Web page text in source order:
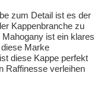
zum Detail ist es der
Kappenbranche zu
ist ein klares
Marke
diese Kappe perfekt
Raffinesse verleihen